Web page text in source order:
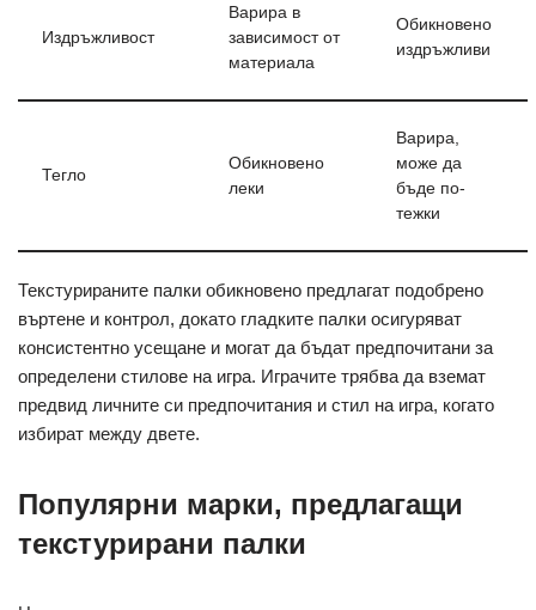
Издръжливост
Варира в
зависимост от
материала
Обикновено
издръжливи
Тегло
Обикновено
леки
Варира,
може да
бъде по-
тежки
Текстурираните палки обикновено предлагат подобрено
въртене и контрол, докато гладките палки осигуряват
консистентно усещане и могат да бъдат предпочитани за
определени стилове на игра. Играчите трябва да вземат
предвид личните си предпочитания и стил на игра, когато
избират между двете.
Популярни марки, предлагащи
текстурирани палки